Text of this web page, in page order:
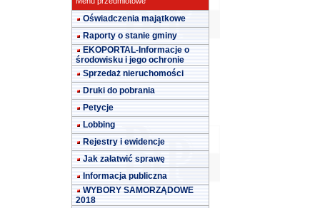
Oświadczenia majątkowe
Raporty o stanie gminy
EKOPORTAL-Informacje o
środowisku i jego ochronie
Sprzedaż nieruchomości
Druki do pobrania
Petycje
Lobbing
Rejestry i ewidencje
Jak załatwić sprawę
Informacja publiczna
WYBORY SAMORZĄDOWE
2018